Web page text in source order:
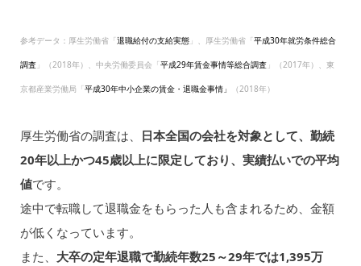
参考データ：厚生労働省「 退職給付の支給実態」、厚生労働省「 平成30年就労条件総合
調査」（2018年）、中央労働委員会「 平成29年賃金事情等総合調査」（2017年）、東
京都産業労働局「 平成30年中小企業の賃金・退職金事情」 （2018年）
厚生労働省の調査は、
日本全国の会社を対象として、勤続
20年以上かつ45歳以上に限定しており、実績払いでの平均
値です。
途中で転職して退職金をもらった人も含まれるため、金額
が低くなっています。
また、 大卒の定年退職で勤続年数25～29年では1,395万